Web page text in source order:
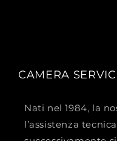
CAMERA
Nati nel 1984, la
l’assistenza